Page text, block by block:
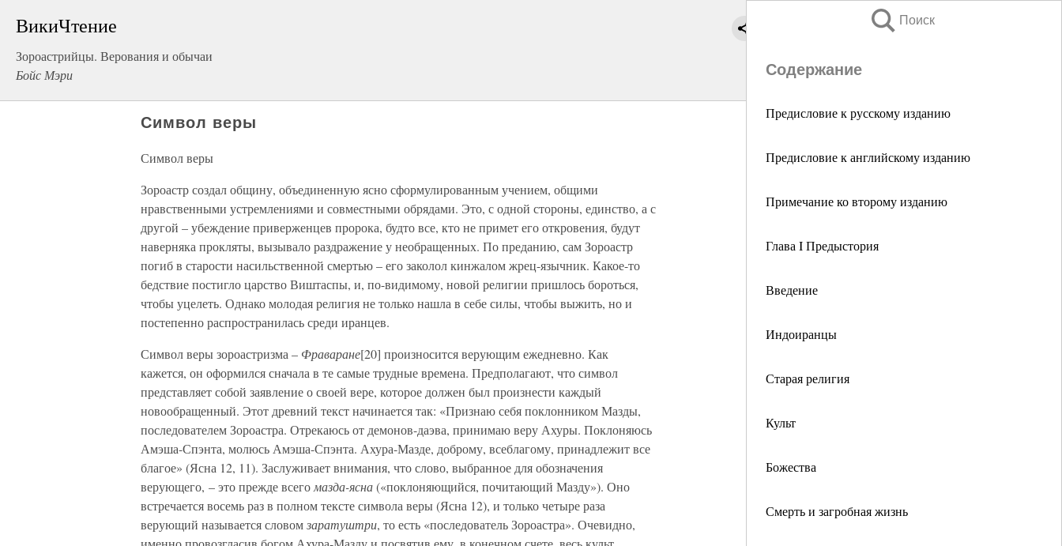
ВикиЧтение
Зороастрийцы. Верования и обычаи
Бойс Мэри
Поиск
Содержание
Предисловие к русскому изданию
Предисловие к английскому изданию
Примечание ко второму изданию
Глава I Предыстория
Введение
Индоиранцы
Старая религия
Культ
Божества
Смерть и загробная жизнь
Символ веры
Символ веры
Зороастр создал общину, объединенную ясно сформулированным учением, общими
нравственными устремлениями и совместными обрядами. Это, с одной стороны, единство, а с
другой – убеждение приверженцев пророка, будто все, кто не примет его откровения, будут
наверняка прокляты, вызывало раздражение у необращенных. По преданию, сам Зороастр
погиб в старости насильственной смертью – его заколол кинжалом жрец-язычник. Какое-то
бедствие постигло царство Виштаспы, и, по-видимому, новой религии пришлось бороться,
чтобы уцелеть. Однако молодая религия не только нашла в себе силы, чтобы выжить, но и
постепенно распространилась среди иранцев.
Символ веры зороастризма – Фраваране[20] произносится верующим ежедневно. Как
кажется, он оформился сначала в те самые трудные времена. Предполагают, что символ
представляет собой заявление о своей вере, которое должен был произнести каждый
новообращенный. Этот древний текст начинается так: «Признаю себя поклонником Мазды,
последователем Зороастра. Отрекаюсь от демонов-даэва, принимаю веру Ахуры. Поклоняюсь
Амэша-Спэнта, молюсь Амэша-Спэнта. Ахура-Мазде, доброму, всеблагому, принадлежит все
благое» (Ясна 12, 11). Заслуживает внимания, что слово, выбранное для обозначения
верующего, – это прежде всего мазда-ясна(«поклоняющийся, почитающий Мазду»). Оно
встречается восемь раз в полном тексте символа веры (Ясна 12), и только четыре раза
верующий называется словомзаратуштри, то есть «последователь Зороастра». Очевидно,